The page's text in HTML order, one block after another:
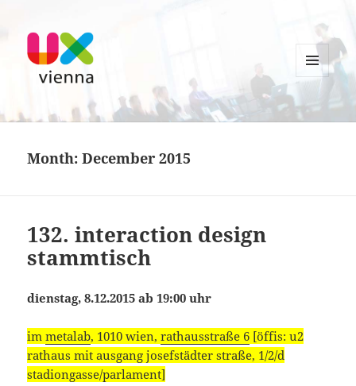
UXvienna
MENU
WIDGETS
Month:December 2015
132. interaction design
stammtisch
dienstag, 8.12.2015 ab 19:00 uhr
immetalab, 1010 wien,rathausstraße 6 [öffis: u2
rathaus mit ausgang josefstädter straße, 1/2/d
stadiongasse/parlament]